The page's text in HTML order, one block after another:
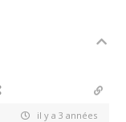
il y a 3 années